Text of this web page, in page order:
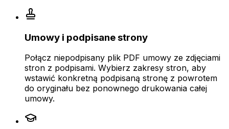
Umowy i podpisane strony
Połącz niepodpisany plik PDF umowy ze zdjęciami
stron z podpisami. Wybierz zakresy stron, aby
wstawić konkretną podpisaną stronę z powrotem
do oryginału bez ponownego drukowania całej
umowy.